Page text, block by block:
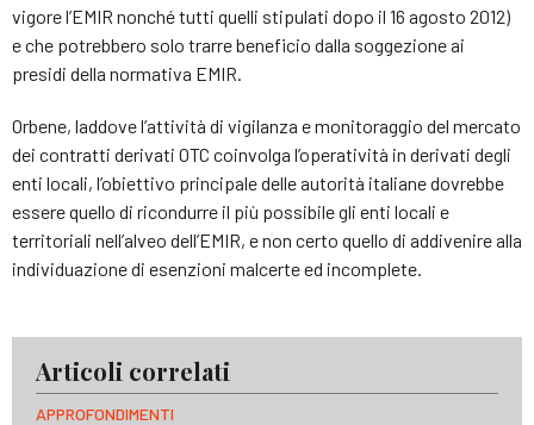
vigore l’EMIR nonché tutti quelli stipulati dopo il 16 agosto 2012)
e che potrebbero solo trarre beneficio dalla soggezione ai
presidi della normativa EMIR.
Orbene, laddove l’attività di vigilanza e monitoraggio del mercato
dei contratti derivati OTC coinvolga l’operatività in derivati degli
enti locali, l’obiettivo principale delle autorità italiane dovrebbe
essere quello di ricondurre il più possibile gli enti locali e
territoriali nell’alveo dell’EMIR, e non certo quello di addivenire alla
individuazione di esenzioni malcerte ed incomplete.
Articoli correlati
APPROFONDIMENTI